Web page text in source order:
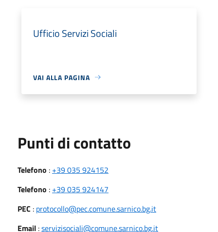
Ufficio Servizi Sociali
VAI ALLA PAGINA
Punti di contatto
Telefono : +39 035 924152
Telefono : +39 035 924147
PEC : protocollo@pec.comune.sarnico.bg.it
Email :servizisociali@comune.sarnico.bg.it